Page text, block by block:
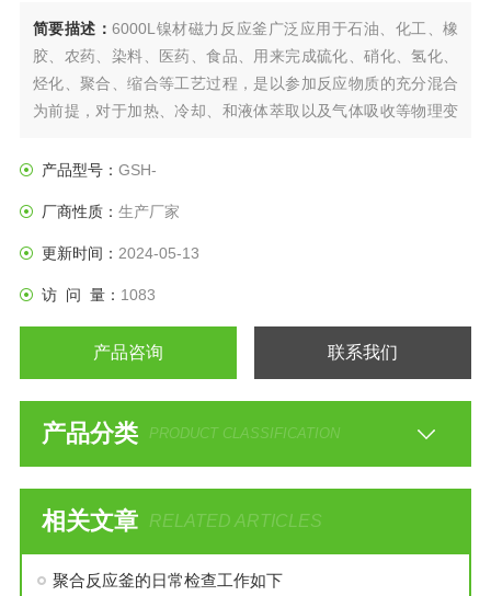
简要描述：6000L镍材磁力反应釜广泛应用于石油、化工、橡
胶、农药、染料、医药、食品、用来完成硫化、硝化、氢化、
烃化、聚合、缩合等工艺过程，是以参加反应物质的充分混合
为前提，对于加热、冷却、和液体萃取以及气体吸收等物理变
药等行业理想的所需设备。
产品型号： GSH-
厂商性质： 生产厂家
更新时间： 2024-05-13
访 问 量： 1083
产品咨询 联系我们
产品分类 PRODUCT CLASSIFICATION
相关文章 RELATED ARTICLES
聚合反应釜的日常检查工作如下